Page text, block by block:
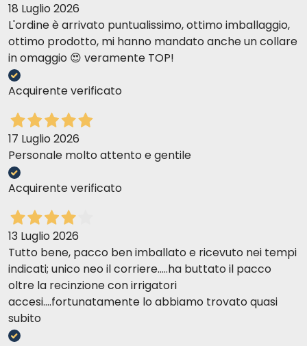
18 Luglio 2026
L'ordine è arrivato puntualissimo, ottimo imballaggio,
ottimo prodotto, mi hanno mandato anche un collare
in omaggio 😍 veramente TOP!
Acquirente verificato
17 Luglio 2026
Personale molto attento e gentile
Acquirente verificato
13 Luglio 2026
Tutto bene, pacco ben imballato e ricevuto nei tempi
indicati; unico neo il corriere.....ha buttato il pacco
oltre la recinzione con irrigatori
accesi....fortunatamente lo abbiamo trovato quasi
subito